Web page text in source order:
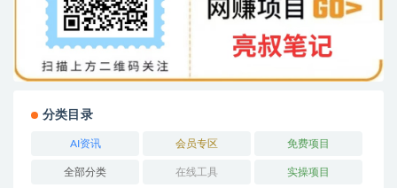
分类目录
AI资讯 会员专区 免费项目
全部分类 在线工具 实操项目